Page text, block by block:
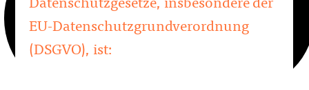
Datenschutzgesetze, insbesondere der
EU-Datenschutzgrundverordnung
(DSGVO), ist: